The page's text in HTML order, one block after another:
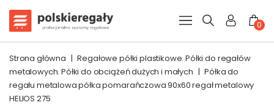
0
Strona główna | Regałowe półki plastikowe. Półki do regałów
metalowych. Półki do obciążeń dużych i małych | Półka do
regału metalowa półka pomarańczowa 90x60 regał metalowy
HELIOS 275